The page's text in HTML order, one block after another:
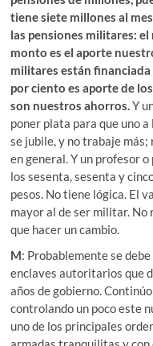
tiene siete millones al
las pensiones militares:
monto es el aporte
militares están financiada
por ciento es aporte de
son nuestros ahorros.Y
poner plata para que uno
se jubile, y no trabaje
en general. Y un profesor
los sesenta, sesenta y
pesos. No tiene lógica. El
mayor al de ser militar.
que hacer un cambio.
M: Probablemente se
enclaves autoritarios que
años de gobierno.
controlando un poco este
uno de los principales